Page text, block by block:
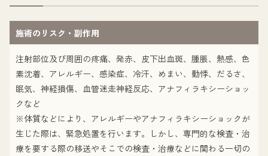
施術のリスク・副作用
注射部位及び周囲の疼痛、発赤、皮下出血斑、腫脹、熱感、色
素沈着、アレルギー、感染症、冷汗、めまい、動悸、だるさ、
眠気、神経損傷、血管迷走神経反応、アナフィラキシーショッ
クなど
※体質などにより、アレルギーやアナフィラキシーショックが
生じた際は、緊急処置を行います。しかし、専門的な検査・治
療を要する際の移送やそこでの検査・治療などに関わる一切の